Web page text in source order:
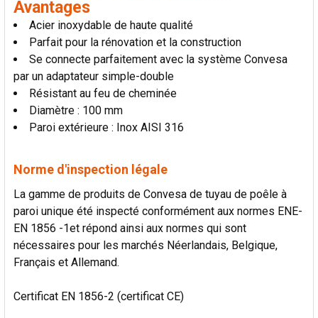
AU PANIER
Avantages
Acier inoxydable de haute qualité
Parfait pour la rénovation et la construction
Se connecte parfaitement avec la système Convesa
par un adaptateur simple-double
Résistant au feu de cheminée
Diamètre : 100 mm
Paroi extérieure : Inox AISI 316
Norme d'inspection légale
La gamme de produits de Convesa de tuyau de poêle à
paroi unique été inspecté conformément aux normes ENE-
EN 1856 -1et répond ainsi aux normes qui sont
nécessaires pour les marchés Néerlandais, Belgique,
Français et Allemand.
Certificat EN 1856-2 (certificat CE)